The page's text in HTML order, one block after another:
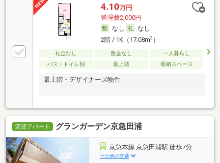
4.10万円
管理費2,000円
なし
なし
2階 / 1K（17.08m2）
礼金なし 敷金なし
一人暮らし
バス・トイレ別
最上階 収納スペース
最上階・デザイナーズ物件
賃貸アパート グランガーデン京急田浦
京急本線 京急田浦駅 徒歩7分
その他の交通